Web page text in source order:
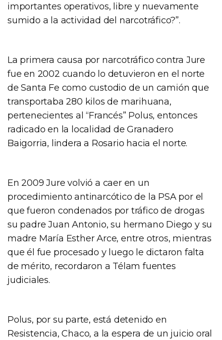
importantes operativos, libre y nuevamente
sumido a la actividad del narcotráfico?”.
La primera causa por narcotráfico contra Jure
fue en 2002 cuando lo detuvieron en el norte
de Santa Fe como custodio de un camión que
transportaba 280 kilos de marihuana,
pertenecientes al “Francés” Polus, entonces
radicado en la localidad de Granadero
Baigorria, lindera a Rosario hacia el norte.
En 2009 Jure volvió a caer en un
procedimiento antinarcótico de la PSA por el
que fueron condenados por tráfico de drogas
su padre Juan Antonio, su hermano Diego y su
madre María Esther Arce, entre otros, mientras
que él fue procesado y luego le dictaron falta
de mérito, recordaron a Télam fuentes
judiciales.
Polus, por su parte, está detenido en
Resistencia, Chaco, a la espera de un juicio oral